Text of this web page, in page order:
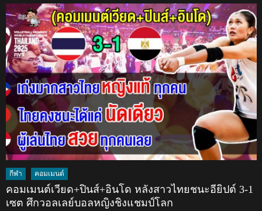
กีฬา คอมเมนต์
คอมเมนต์เวียด+ปินส์+อินโด หลังสาวไทยชนะอียิปต์ 3-1
เซต ศึกวอลเลย์บอลหญิงชิงแชมป์โลก